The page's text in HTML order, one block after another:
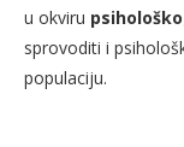
u okviru
sprovoditi i
populaciju.